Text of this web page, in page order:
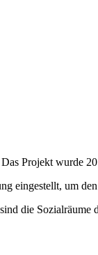
Projekt wurde
eingestellt, um
die